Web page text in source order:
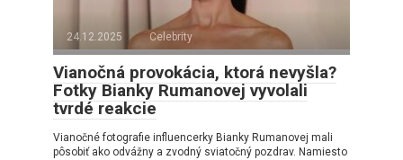
24.12.2025 Celebrity
Vianočná provokácia, ktorá nevyšla?
Fotky Bianky Rumanovej vyvolali
tvrdé reakcie
Vianočné fotografie influencerky Bianky Rumanovej mali
pôsobiť ako odvážny a zvodný sviatočný pozdrav. Namiesto